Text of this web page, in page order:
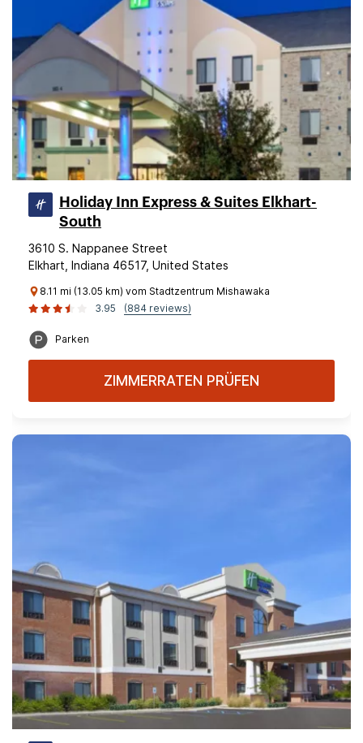
Holiday Inn Express & Suites Elkhart-
South
3610 S. Nappanee Street
Elkhart, Indiana 46517, United States
8.11 mi (13.05 km) vom Stadtzentrum Mishawaka
3.95
(884 reviews)
Parken
ZIMMERRATEN PRÜFEN